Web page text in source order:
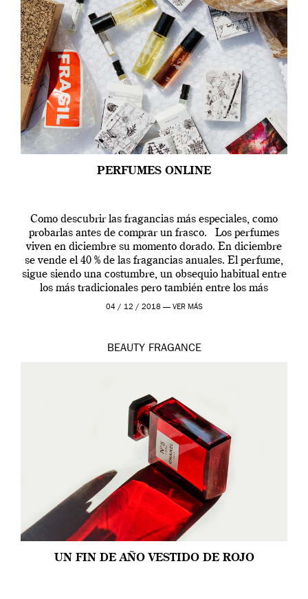
PERFUMES ONLINE
Como descubrir las fragancias más especiales, como
probarlas antes de comprar un frasco. Los perfumes
viven en diciembre su momento dorado. En diciembre
se vende el 40 % de las fragancias anuales. El perfume,
sigue siendo una costumbre, un obsequio habitual entre
los más tradicionales pero también entre los más
modernos. Estos días ha […]
04 / 12 / 2018 — VER MÁS
BEAUTY FRAGANCE
UN FIN DE AÑO VESTIDO DE ROJO